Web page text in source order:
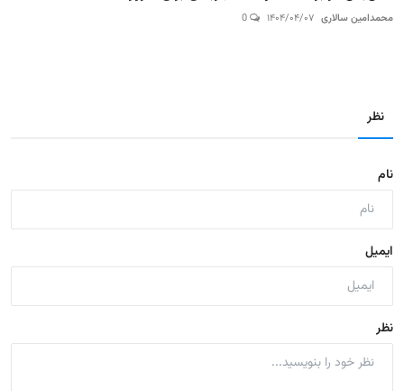
محمدامین سالاری ۱۴۰۴/۰۴/۰۷
نظر
نام
ایمیل
نظر